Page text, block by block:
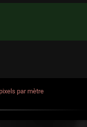
par mètre